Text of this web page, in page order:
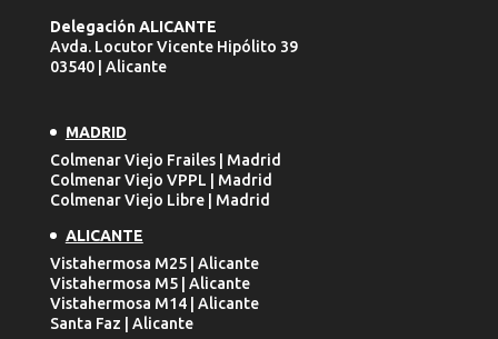
Delegación ALICANTE
Avda. Locutor Vicente Hipólito 39
03540 | Alicante
MADRID
Colmenar Viejo Frailes | Madrid
Colmenar Viejo VPPL | Madrid
Colmenar Viejo Libre | Madrid
ALICANTE
Vistahermosa M25 | Alicante
Vistahermosa M5 | Alicante
Vistahermosa M14 | Alicante
Santa Faz | Alicante